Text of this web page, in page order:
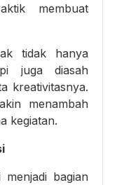
membuat
tidak hanya
juga diasah
kreativitasnya.
menambah
kegiatan.
bagian